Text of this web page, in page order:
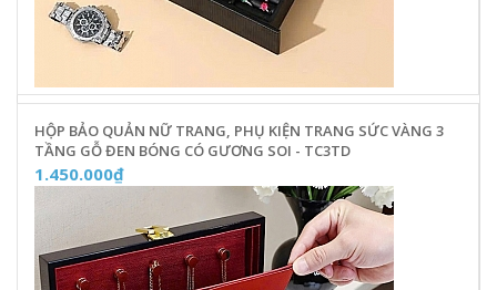
HỘP BẢO QUẢN NỮ TRANG, PHỤ KIỆN TRANG SỨC VÀNG 3
TẦNG GỖ ĐEN BÓNG CÓ GƯƠNG SOI - TC3TD
1.450.000₫